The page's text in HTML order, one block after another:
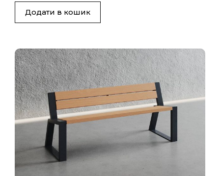
Додати в кошик